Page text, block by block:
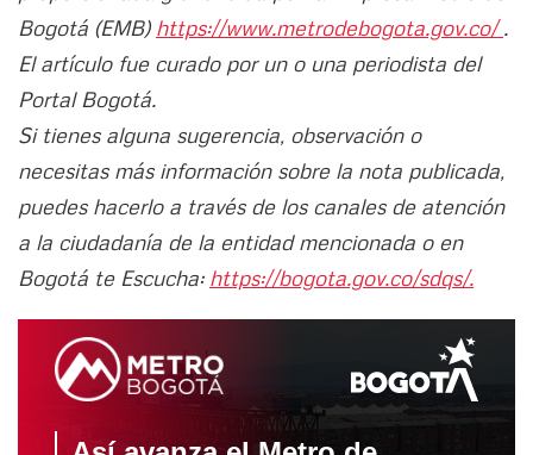
Bogotá (EMB) https://www.metrodebogota.gov.co/.
El artículo fue curado por un o una periodista del
Portal Bogotá.
Si tienes alguna sugerencia, observación o
necesitas más información sobre la nota publicada,
puedes hacerlo a través de los canales de atención
a la ciudadanía de la entidad mencionada o en
Bogotá te Escucha: https://bogota.gov.co/sdqs/.